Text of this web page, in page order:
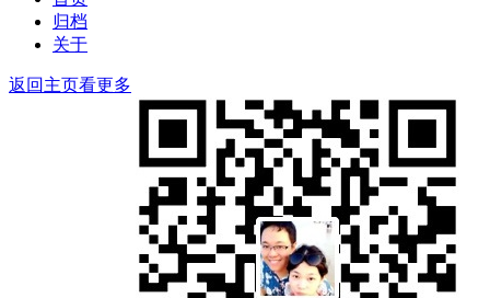
归档
关于
返回主页看更多